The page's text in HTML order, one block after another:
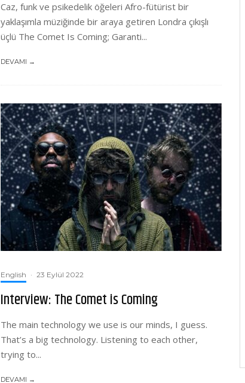
Caz, funk ve psikedelik öğeleri Afro-fütürist bir
yaklaşımla müziğinde bir araya getiren Londra çıkışlı
üçlü The Comet Is Coming; Garanti...
DEVAMI →
English · 23 Eylül 2022
Interview: The Comet is Coming
The main technology we use is our minds, I guess.
That’s a big technology. Listening to each other,
trying to...
DEVAMI →